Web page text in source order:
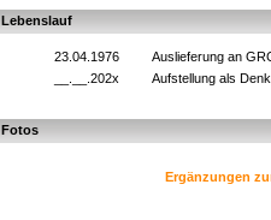
Lebenslauf
23.04.1976
Auslieferung an
__.__.202x
Aufstellung als
Fotos
Ergänzungen